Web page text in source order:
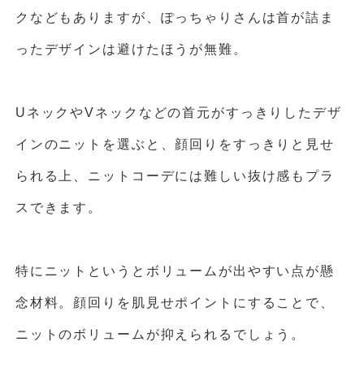
クなどもありますが、ぽっちゃりさんは首が詰ま
ったデザインは避けたほうが無難。
UネックやVネックなどの首元がすっきりしたデザ
インのニットを選ぶと、顔回りをすっきりと見せ
られる上、ニットコーデには難しい抜け感もプラ
スできます。
特にニットというとボリュームが出やすい点が懸
念材料。顔回りを肌見せポイントにすることで、
ニットのボリュームが抑えられるでしょう。